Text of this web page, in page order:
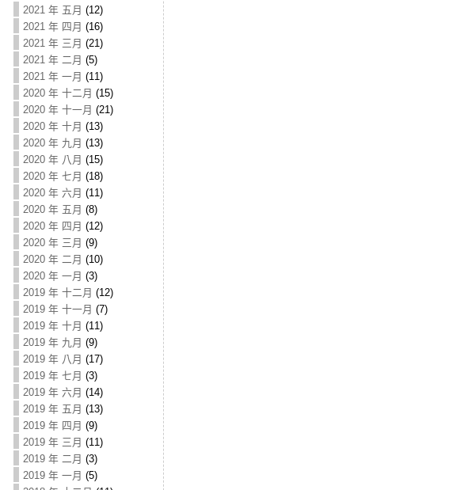
2021 年 五月 (12)
2021 年 四月 (16)
2021 年 三月 (21)
2021 年 二月 (5)
2021 年 一月 (11)
2020 年 十二月 (15)
2020 年 十一月 (21)
2020 年 十月 (13)
2020 年 九月 (13)
2020 年 八月 (15)
2020 年 七月 (18)
2020 年 六月 (11)
2020 年 五月 (8)
2020 年 四月 (12)
2020 年 三月 (9)
2020 年 二月 (10)
2020 年 一月 (3)
2019 年 十二月 (12)
2019 年 十一月 (7)
2019 年 十月 (11)
2019 年 九月 (9)
2019 年 八月 (17)
2019 年 七月 (3)
2019 年 六月 (14)
2019 年 五月 (13)
2019 年 四月 (9)
2019 年 三月 (11)
2019 年 二月 (3)
2019 年 一月 (5)